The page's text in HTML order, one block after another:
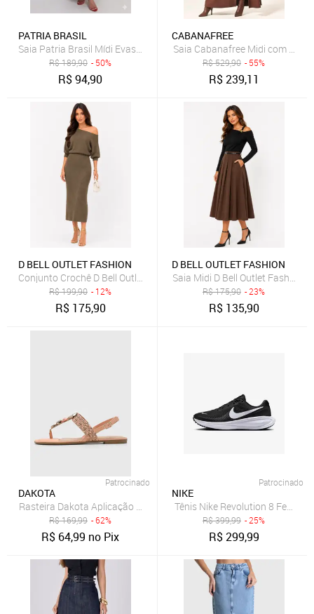
PATRIA BRASIL
Saia Patria Brasil Mídi Evasê de Jeans Feminina
R$189,90 - 50%
R$94,90
CABANAFREE
Saia Cabanafree Midi com
R$529,90 - 55%
R$239,11
D BELL OUTLET FASHION
Conjunto Crochê D Bell Outlet Fashion Verde
R$199,90 - 12%
R$ 175,90
D BELL OUTLET FASHION
Saia Midi D Bell Outlet Fashion
R$175,90 - 23%
R$ 135,90
Patrocinado
DAKOTA
Rasteira Dakota Aplicação Coral
R$169,99 - 62%
R$ 64,99 no Pix
Patrocinado
NIKE
Tênis Nike Revolution 8
R$399,99 - 25%
R$299,99